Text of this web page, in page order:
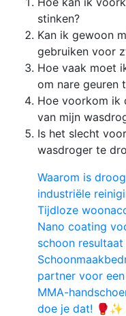
stinken?
Kan ik gewoon
gebruiken voor
Hoe vaak moet
om nare geuren
Hoe voorkom ik
van mijn
Is het slecht
wasdroger te
Waarom is
industriële
Tijdloze
Nano coating
schoon resultaat
partner voor
MMA-
doe je dat! 🥊✨